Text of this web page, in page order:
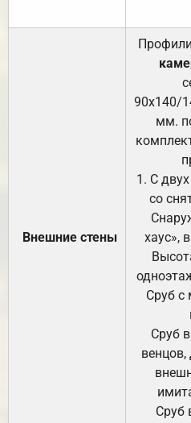
Внешние стены
90х140/
мм.
1. С
со
хаус»,
Сруб с
Сруб
венцов,
Сруб